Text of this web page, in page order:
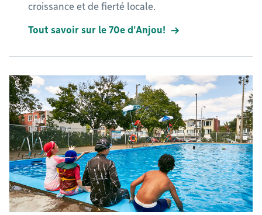
croissance et de fierté locale.
Tout savoir sur le 70e d'Anjou!